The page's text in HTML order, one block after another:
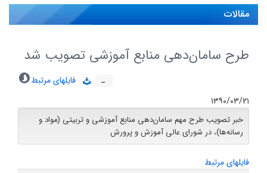
مقالات
طرح سامان‌دهى منابع آموزشى تصویب شد
ـ
فایلهای مرتبط
۱۳۹۰/۰۳/۲۱
خبر تصویب طرح مهم سامان‌دهی منابع آموزشی و تربیتی (مواد و
رسانه‌ها)، در شورای عالی آموزش و پرورش
فایلهای مرتبط